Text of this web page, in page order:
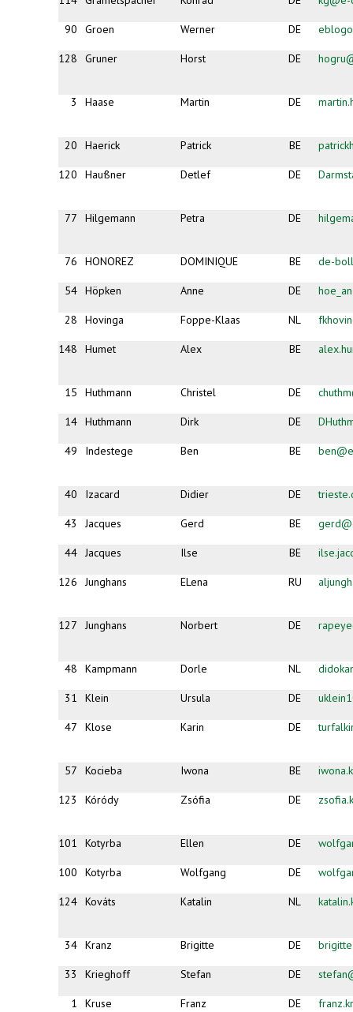
90 Groen Werner DE
128 Gruner Horst DE
3 Haase Martin DE
20 Haerick Patrick BE
120 Haußner Detlef DE
77 Hilgemann Petra DE
76 HONOREZ DOMINIQUE BE de-
54 Höpken Anne DE
28 Hovinga Foppe-Klaas NL
148 Humet Alex BE
15 Huthmann Christel DE
14 Huthmann Dirk DE
49 Indestege Ben BE
40 Izacard Didier DE
43 Jacques Gerd BE
44 Jacques Ilse BE
126 Junghans ELena RU
127 Junghans Norbert DE
48 Kampmann Dorle NL
31 Klein Ursula DE
47 Klose Karin DE
57 Kocieba Iwona BE
123 Kóródy Zsófia DE
101 Kotyrba Ellen DE
100 Kotyrba Wolfgang DE
124 Kováts Katalin NL
34 Kranz Brigitte DE
33 Krieghoff Stefan DE
1 Kruse Franz DE